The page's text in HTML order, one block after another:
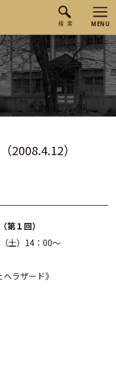
2008.4.12）
第１回）
（土）14：00～
ラザード》